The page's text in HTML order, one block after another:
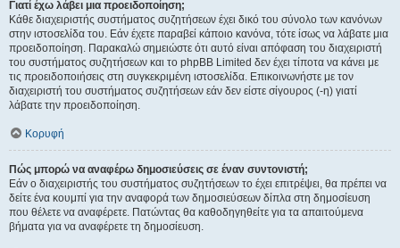
Γιατί έχω λάβει μια προειδοποίηση;
Κάθε διαχειριστής συστήματος συζητήσεων έχει δικό του σύνολο των κανόνων
στην ιστοσελίδα του. Εάν έχετε παραβεί κάποιο κανόνα, τότε ίσως να λάβατε μια
προειδοποίηση. Παρακαλώ σημειώστε ότι αυτό είναι απόφαση του διαχειριστή
του συστήματος συζητήσεων και το phpBB Limited δεν έχει τίποτα να κάνει με
τις προειδοποιήσεις στη συγκεκριμένη ιστοσελίδα. Επικοινωνήστε με τον
διαχειριστή του συστήματος συζητήσεων εάν δεν είστε σίγουρος (-η) γιατί
λάβατε την προειδοποίηση.
Κορυφή
Πώς μπορώ να αναφέρω δημοσιεύσεις σε έναν συντονιστή;
Εάν ο διαχειριστής του συστήματος συζητήσεων το έχει επιτρέψει, θα πρέπει να
δείτε ένα κουμπί για την αναφορά των δημοσιεύσεων δίπλα στη δημοσίευση
που θέλετε να αναφέρετε. Πατώντας θα καθοδηγηθείτε για τα απαιτούμενα
βήματα για να αναφέρετε τη δημοσίευση.